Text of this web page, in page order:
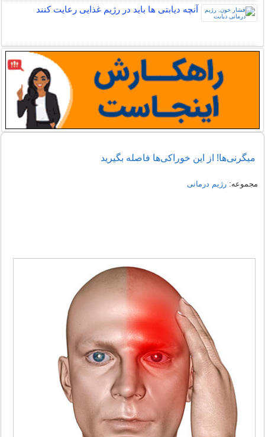
آنچه دیابتی ها باید در رژیم غذایی رعایت کنند
میگرنی‌ها! از این خوراکی‌ها فاصله بگیرید
مجموعه:رژیم درمانی